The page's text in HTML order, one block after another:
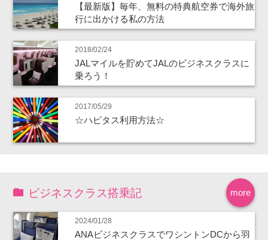
【最新版】毎年、無料の特典航空券で海外旅
行に出かける私の方法
2018/02/24
JALマイルを貯めてJALのビジネスクラスに
乗ろう！
2017/05/29
☆ハピタス利用方法☆
more
ビジネスクラス搭乗記
2024/01/28
ANAビジネスクラスでワシントンDCから羽